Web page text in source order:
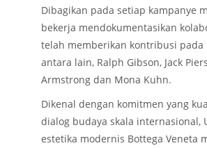
Dibagikan pada setiap kampanye
bekerja mendokumentasikan
telah memberikan kontribusi
antara lain, Ralph Gibson, Jack
Armstrong dan Mona Kuhn.
Dikenal dengan komitmen yang
dialog budaya skala internasional,
estetika modernis Bottega